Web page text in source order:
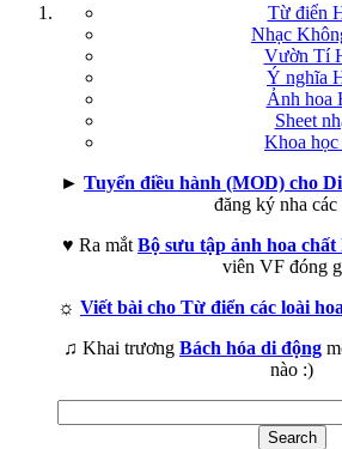
Từ điển
Nhạc
Vườn Tí
Ý nghĩa
Ảnh hoa
Sheet
Khoa
► Tuyển điều hành (MOD) cho
đăng ký nha các
♥ Ra mắt Bộ sưu tập ảnh hoa chất
viên VF đóng
☼ Viết bài cho Từ điển các loài hoa
♫ Khai trương Bách hóa di động
nào :)